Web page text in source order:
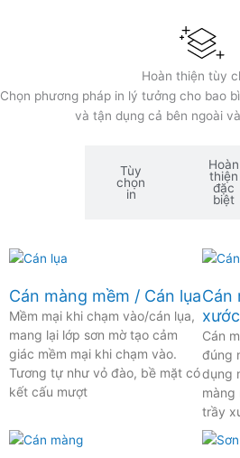
Hoàn thiện tùy
Chọn phương pháp in lý tưởng cho bao
và tận dụng cả bên ngoài
Tùy
chọn
in
Hoàn
thiện
đặc
biệt
Cán màng mềm / Cán lụa
Mềm mại khi chạm vào/cán lụa,
mang lại lớp sơn mờ tạo cảm
giác mềm mại khi chạm vào.
Tương tự như vỏ đào, bề mặt có
kết cấu mượt
Cán
xước
Cán
đúng
dụng
màng
trầy